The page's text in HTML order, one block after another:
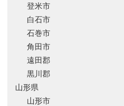
登米市
白石市
石巻市
角田市
遠田郡
黒川郡
山形県
山形市